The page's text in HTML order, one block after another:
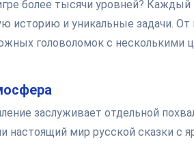
более тысячи уровней? Каждый
историю и уникальные задачи. От
головоломок с несколькими
заслуживает отдельной
настоящий мир русской сказки с